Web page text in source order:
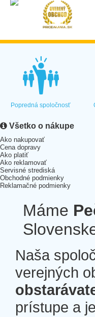
Popredná spoločnosť
Všetko o nákupe
Ako nakupovať
Cena dopravy
Ako platiť
Ako reklamovať
Servisné strediská
Obchodné podmienky
Reklamačné podmienky
Máme
Naša
verejných
prístupe a